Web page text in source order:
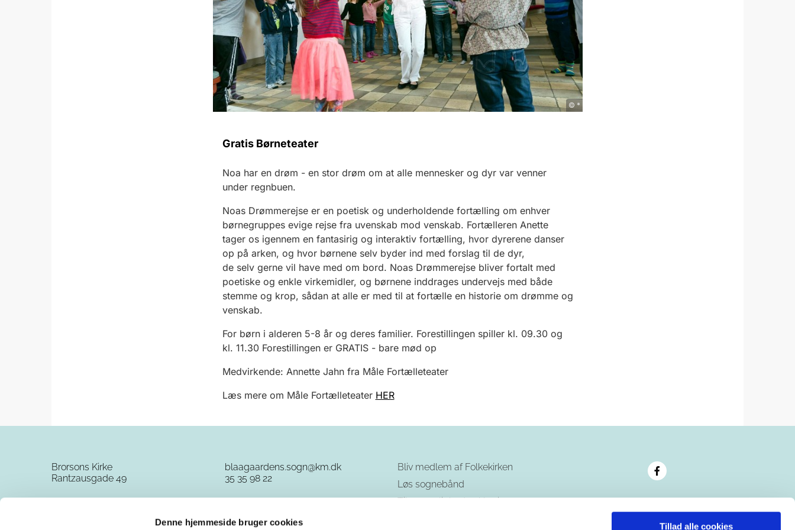
Denne hjemmeside bruger cookies Tillad alle cookies
© *
Gratis Børneteater
Noa har en drøm - en stor drøm om at alle mennesker og dyr var venner
under regnbuen.
Noas Drømmerejse er en poetisk og underholdende fortælling om enhver
børnegruppes evige rejse fra uvenskab mod venskab. Fortælleren Anette
tager os igennem en fantasirig og interaktiv fortælling, hvor dyrerene danser
op på arken, og hvor børnene selv byder ind med forslag til de dyr,
de selv gerne vil have med om bord. Noas Drømmerejse bliver fortalt med
poetiske og enkle virkemidler, og børnene inddrages undervejs med både
stemme og krop, sådan at alle er med til at fortælle en historie om drømme og
venskab.
For børn i alderen 5-8 år og deres familier. Forestillingen spiller kl. 09.30 og
kl. 11.30 Forestillingen er GRATIS - bare mød op
Medvirkende: Annette Jahn fra Måle Fortælleteater
Læs mere om Måle Fortælleteater HER
Brorsons Kirke
Rantzausgade 49
blaagaardens.sogn@km.dk
35 35 98 22
Bliv medlem af Folkekirken
Løs sognebånd
Tilgængelighedserklæring